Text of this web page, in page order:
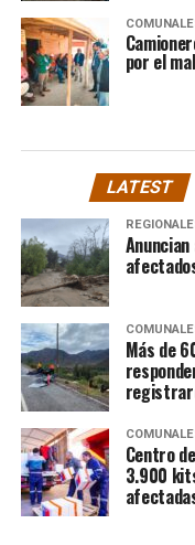
por el
LATEST
Más de
Centro
3.900